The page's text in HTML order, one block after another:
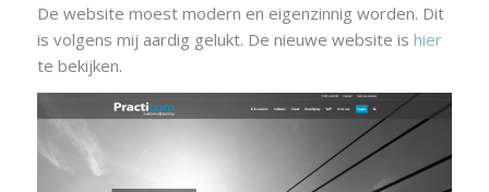
De website moest modern en eigenzinnig worden. Dit
is volgens mij aardig gelukt. De nieuwe website is hier
te bekijken.